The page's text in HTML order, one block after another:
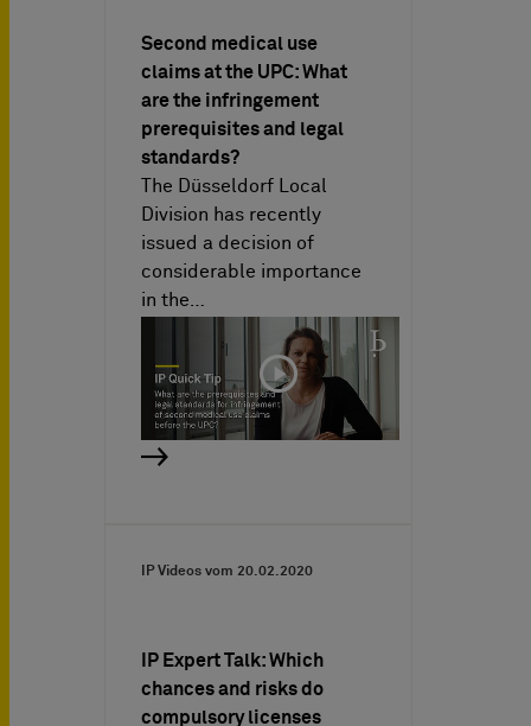
Second medical use
claims at the UPC: What
are the infringement
prerequisites and legal
standards?
The Düsseldorf Local
Division has recently
issued a decision of
considerable importance
in the…
IP Videos vom 20.02.2020
IP Expert Talk: Which
chances and risks do
compulsory licenses